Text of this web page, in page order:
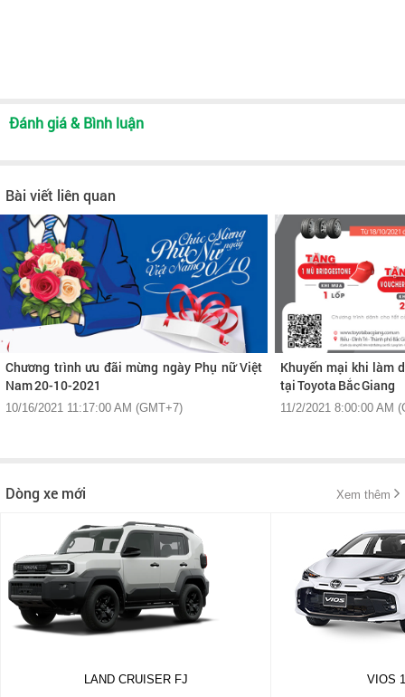
Đánh giá & Bình luận
Bài viết liên quan
Chương trình ưu đãi mừng ngày Phụ nữ Việt
Nam 20-10-2021
10/16/2021 11:17:00 AM (GMT+7)
Khuyến mại khi làm
tại Toyota Bắc Giang
11/2/2021 8:00:00 AM
Dòng xe mới Xem thêm
LAND CRUISER FJ VIOS